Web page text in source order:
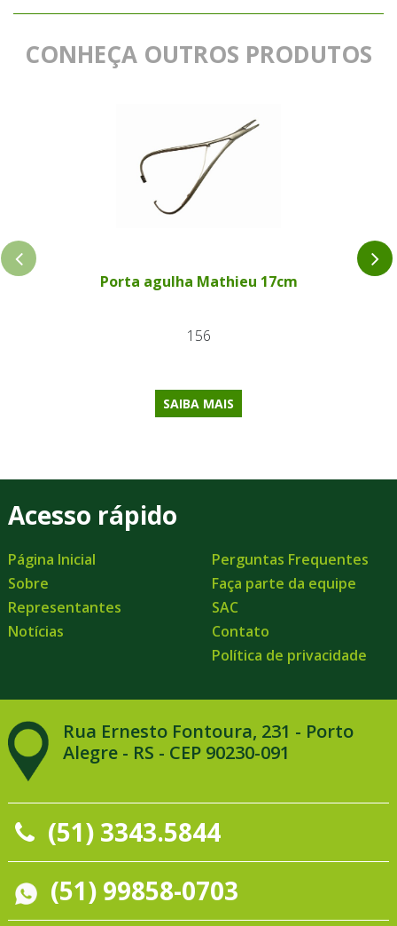
CONHEÇA OUTROS PRODUTOS
Porta agulha Mathieu 17cm
156
SAIBA MAIS
Acesso rápido
Página Inicial
Sobre
Representantes
Notícias
Perguntas Frequentes
Faça parte da equipe
SAC
Contato
Política de privacidade
Rua Ernesto Fontoura, 231 - Porto
Alegre - RS - CEP 90230-091
(51) 3343.5844
(51) 99858-0703